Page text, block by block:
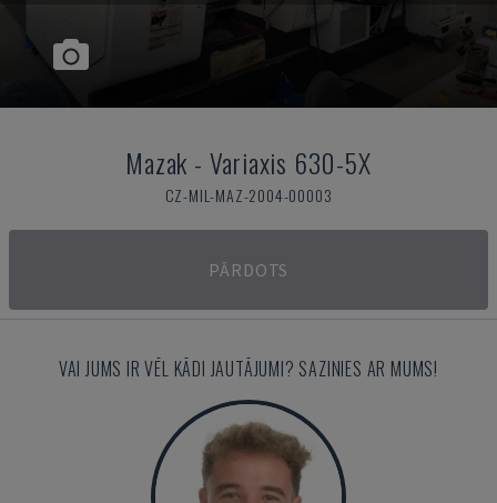
Mazak - Variaxis 630-5X
CZ-MIL-MAZ-2004-00003
PĀRDOTS
VAI JUMS IR VĒL KĀDI JAUTĀJUMI? SAZINIES AR MUMS!